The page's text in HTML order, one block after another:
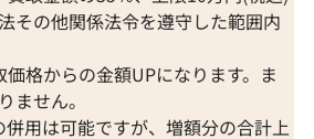
その他関係法令を遵守した範囲内
格からの金額UPになります。ま
ません。
用は可能ですが、増額分の合計上